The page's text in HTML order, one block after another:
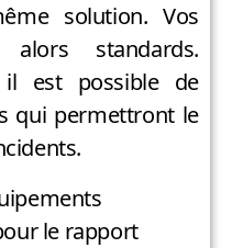
solution. Vos
alors standards.
il est possible de
qui permettront le
le rapport